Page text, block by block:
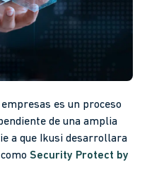
es un proceso
de una amplia
a que Ikusi desarrollara
Security Protect by